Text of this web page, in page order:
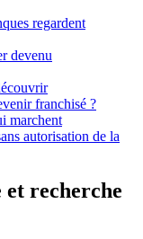
regardent
devenu
franchisé ?
marchent
autorisation de la
et recherche